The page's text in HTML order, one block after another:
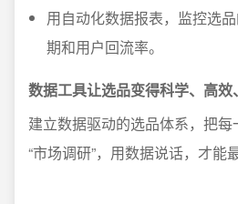
用自动化数据报表，监控选
期和用户回流率。
数据工具让选品变得科学、高效
建立数据驱动的选品体系，把
“市场调研”，用数据说话，才能